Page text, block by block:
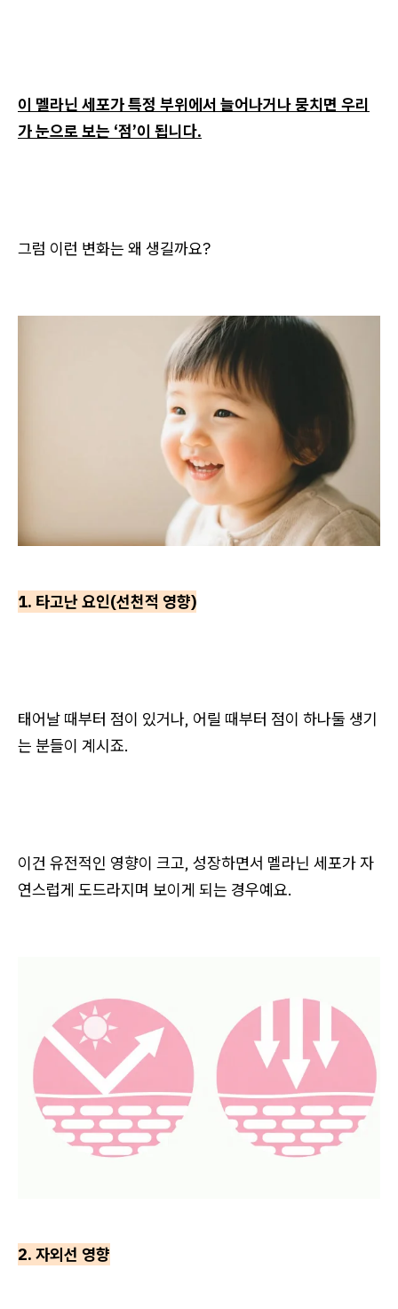
이 멜라닌 세포가 특정 부위에서 늘어나거나 뭉치면 우리
가 눈으로 보는 ‘점’이 됩니다.
그럼 이런 변화는 왜 생길까요?
1. 타고난 요인(선천적 영향)
태어날 때부터 점이 있거나, 어릴 때부터 점이 하나둘 생기
는 분들이 계시죠.
이건 유전적인 영향이 크고, 성장하면서 멜라닌 세포가 자
연스럽게 도드라지며 보이게 되는 경우예요.
2. 자외선 영향